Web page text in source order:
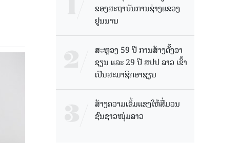
ຂອງສະຖາບັນການຊ່າງແຂວງ
ຢູນນານ
ສະຫຼອງ 59 ປີ ການສ້າງຕັ້ງອາ
ຊຽນ ແລະ 29 ປີ ສປປ ລາວ ເຂົ້າ
ເປັນສະມາຊິກອາຊຽນ
ສ້າງຄວາມເຂັ້ມແຂງໃຫ້ສື່ມວນ
ຊົນຊາວໜຸ່ມລາວ